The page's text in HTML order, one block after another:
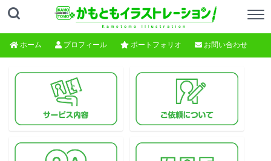
ホーム プロフィール ポートフォリオ お問い合わせ